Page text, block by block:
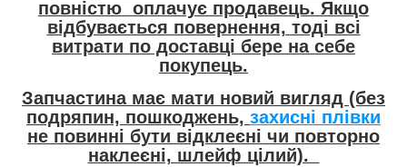
повністю оплачує продавець. Якщо
відбувається повернення, тоді всі
витрати по доставці бере на себе
покупець.
Запчастина має мати новий вигляд (без
подряпин, пошкоджень, захисні плівки
не повинні бути відклеєні чи повторно
наклеєні, шлейф цілий).